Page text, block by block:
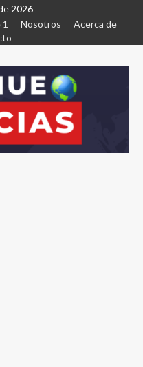
2026
Nosotros
Acerca de